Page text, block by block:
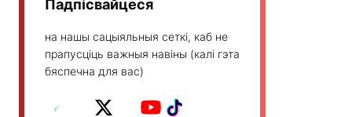
Падпісвайцеся
на нашы сацыяльныя сеткі, каб не
прапусціць важныя навіны (калі гэта
бяспечна для вас)